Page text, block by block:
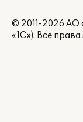
© 2011-2026 АО
«1С»). Все